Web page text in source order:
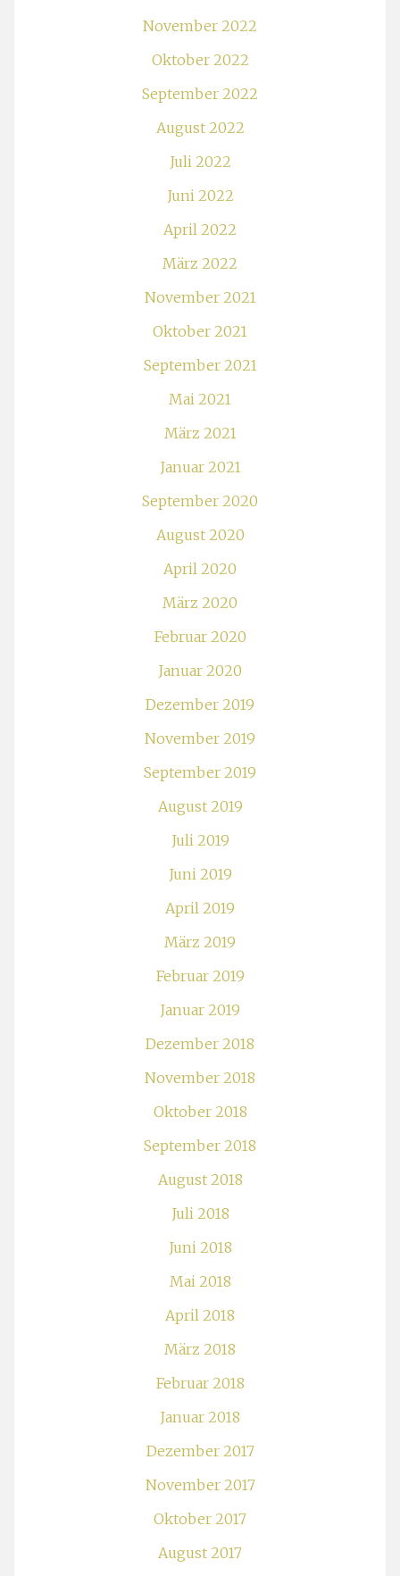
November 2022
Oktober 2022
September 2022
August 2022
Juli 2022
Juni 2022
April 2022
März 2022
November 2021
Oktober 2021
September 2021
Mai 2021
März 2021
Januar 2021
September 2020
August 2020
April 2020
März 2020
Februar 2020
Januar 2020
Dezember 2019
November 2019
September 2019
August 2019
Juli 2019
Juni 2019
April 2019
März 2019
Februar 2019
Januar 2019
Dezember 2018
November 2018
Oktober 2018
September 2018
August 2018
Juli 2018
Juni 2018
Mai 2018
April 2018
März 2018
Februar 2018
Januar 2018
Dezember 2017
November 2017
Oktober 2017
August 2017